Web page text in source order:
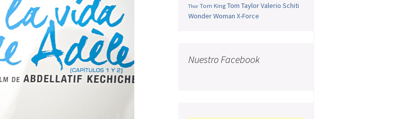
Thor Tom King Tom TaylorValerio Schiti
Wonder Woman X-Force
Nuestro Facebook